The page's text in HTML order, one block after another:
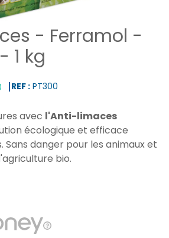
- Ferramol -
1 kg
REF : PT300
|
avec l'Anti-limaces
écologique et efficace
Sans danger pour les animaux et
bio.